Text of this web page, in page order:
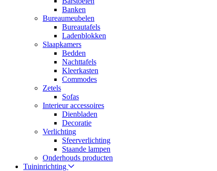
Banken
Bureaumeubelen
Bureautafels
Ladenblokken
Slaapkamers
Bedden
Nachttafels
Kleerkasten
Commodes
Zetels
Sofas
Interieur accessoires
Dienbladen
Decoratie
Verlichting
Sfeerverlichting
Staande lampen
Onderhouds producten
Tuininrichting